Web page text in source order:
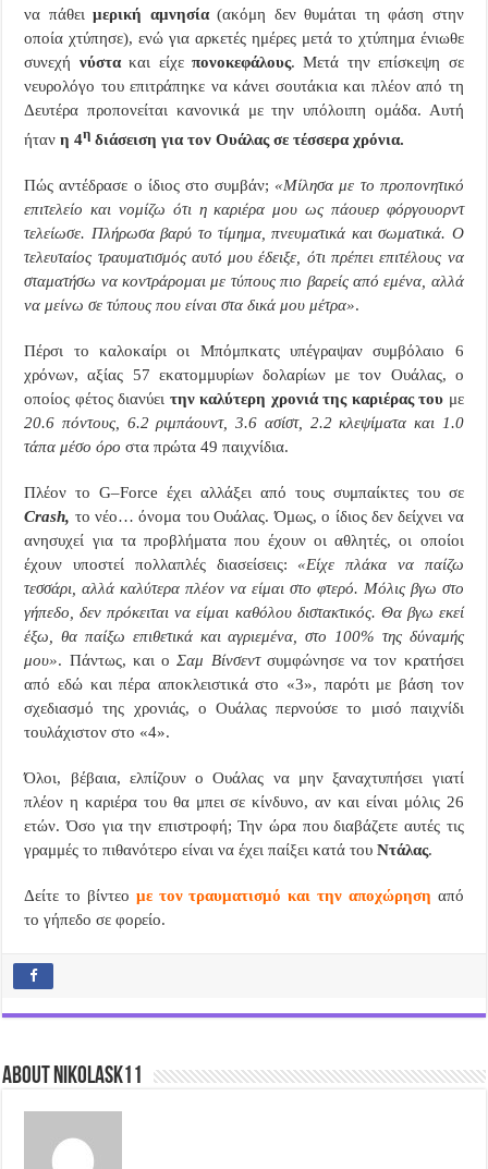
να πάθειμερική αμνησία(ακόμη δεν θυμάται τη φάση στην
οποία χτύπησε), ενώ για αρκετές ημέρες μετά το χτύπημα ένιωθε
συνεχή νύστακαι είχεπονοκεφάλους. Μετά την επίσκεψη σε
νευρολόγο του επιτράπηκε να κάνει σουτάκια και πλέον από τη
Δευτέρα προπονείται κανονικά με την υπόλοιπη ομάδα. Αυτή
ήτανη 4η διάσειση για τον Ουάλας σε τέσσερα χρόνια.
Πώς αντέδρασε ο ίδιος στο συμβάν; «Μίλησα με το προπονητικό
επιτελείο και νομίζω ότι η καριέρα μου ως πάουερ φόργουορντ
τελείωσε. Πλήρωσα βαρύ το τίμημα, πνευματικά και σωματικά. Ο
τελευταίος τραυματισμός αυτό μου έδειξε, ότι πρέπει επιτέλους να
σταματήσω να κοντράρομαι με τύπους πιο βαρείς από εμένα, αλλά
να μείνω σε τύπους που είναι στα δικά μου μέτρα».
Πέρσι το καλοκαίρι οι Μπόμπκατς υπέγραψαν συμβόλαιο 6
χρόνων, αξίας 57 εκατομμυρίων δολαρίων με τον Ουάλας, ο
οποίος φέτος διανύει την καλύτερη χρονιά της καριέρας του με
20.6 πόντους, 6.2 ριμπάουντ, 3.6 ασίστ, 2.2 κλεψίματα και 1.0
τάπα μέσο όρο στα πρώτα 49 παιχνίδια.
Πλέον τοG–Force έχει αλλάξει από τους συμπαίκτες του σε
Crash, το νέο… όνομα του Ουάλας. Όμως, ο ίδιος δεν δείχνει να
ανησυχεί για τα προβλήματα που έχουν οι αθλητές, οι οποίοι
έχουν υποστεί πολλαπλές διασείσεις: «Είχε πλάκα να παίζω
τεσσάρι, αλλά καλύτερα πλέον να είμαι στο φτερό. Μόλις βγω στο
γήπεδο, δεν πρόκειται να είμαι καθόλου διστακτικός. Θα βγω εκεί
έξω, θα παίξω επιθετικά και αγριεμένα, στο 100% της δύναμής
μου». Πάντως, και οΣαμ Βίνσεντσυμφώνησε να τον κρατήσει
από εδώ και πέρα αποκλειστικά στο «3», παρότι με βάση τον
σχεδιασμό της χρονιάς, ο Ουάλας περνούσε το μισό παιχνίδι
τουλάχιστον στο «4».
Όλοι, βέβαια, ελπίζουν ο Ουάλας να μην ξαναχτυπήσει γιατί
πλέον η καριέρα του θα μπει σε κίνδυνο, αν και είναι μόλις 26
ετών. Όσο για την επιστροφή; Την ώρα που διαβάζετε αυτές τις
γραμμές το πιθανότερο είναι να έχει παίξει κατά τουΝτάλας.
Δείτε τo βίντεο με τον τραυματισμό και την αποχώρηση από
το γήπεδο σε φορείo.
About nikolask11